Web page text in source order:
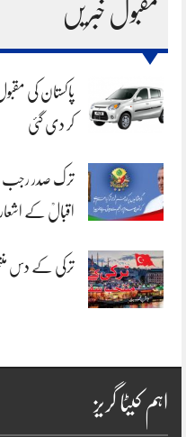
مقبول خبریں
پاکستان کی
کر دی گئی
ترک صدر رجب
اقبالؒ کے اشعار
ترکی کے دس
اہم کیٹا گریز